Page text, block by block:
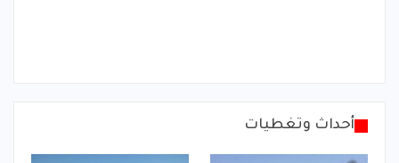
أحداث وتغطيات